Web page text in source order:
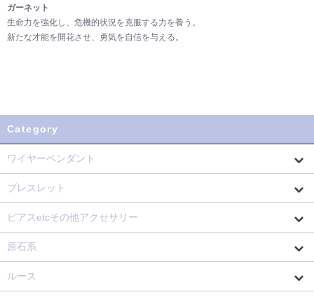
ガーネット
生命力を強化し、危機的状況を克服する力を養う。
新たな才能を開花させ、勇気を自信を与える。
Category
ワイヤーペンダント
ブレスレット
ピアスetcその他アクセサリー
原石系
ルース